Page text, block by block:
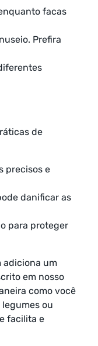
facas
Prefira
de
precisos e
danificar as
para proteger
adiciona um
em nosso
como você
ou
facilita e